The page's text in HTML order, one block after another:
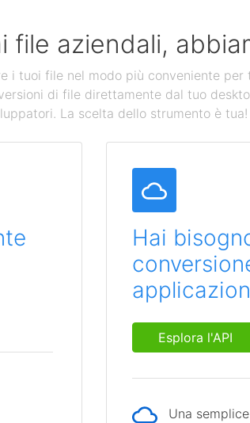
file aziendali,
tuoi file nel modo più conveniente
di file direttamente dal tuo
La scelta dello strumento è tua!
Hai
Esplora l'API
Una